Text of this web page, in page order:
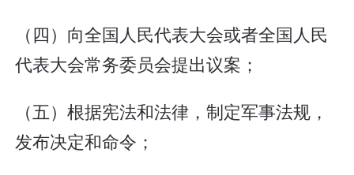
（四）向全国人民代表大会或者全国人民
代表大会常务委员会提出议案；
（五）根据宪法和法律，制定军事法规，
发布决定和命令；